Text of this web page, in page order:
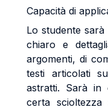
Capacità di
Lo studente
chiaro e
argomenti, di
testi articolati
astratti. Sarà in
certa